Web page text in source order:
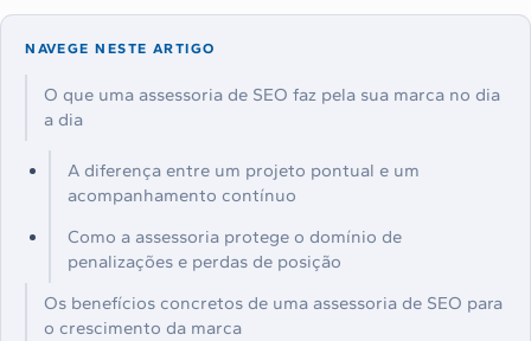
NAVEGE NESTE ARTIGO
O que uma assessoria de SEO faz pela sua marca no dia
a dia
A diferença entre um projeto pontual e um
acompanhamento contínuo
Como a assessoria protege o domínio de
penalizações e perdas de posição
Os benefícios concretos de uma assessoria de SEO para
o crescimento da marca